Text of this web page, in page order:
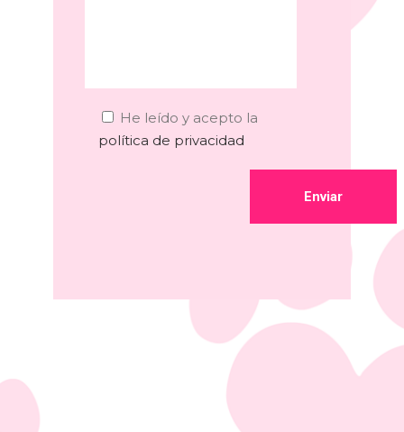
He leído y acepto la
política de privacidad